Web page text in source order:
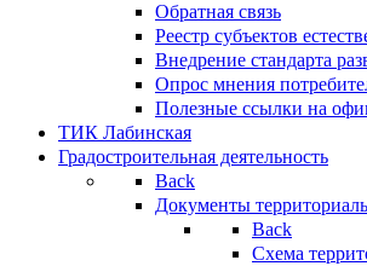
Обратная связь
Реестр субъектов
Внедрение стандарта
Опрос мнения
Полезные ссылки на
ТИК Лабинская
Градостроительная деятельность
Back
Документы
Back
Схема